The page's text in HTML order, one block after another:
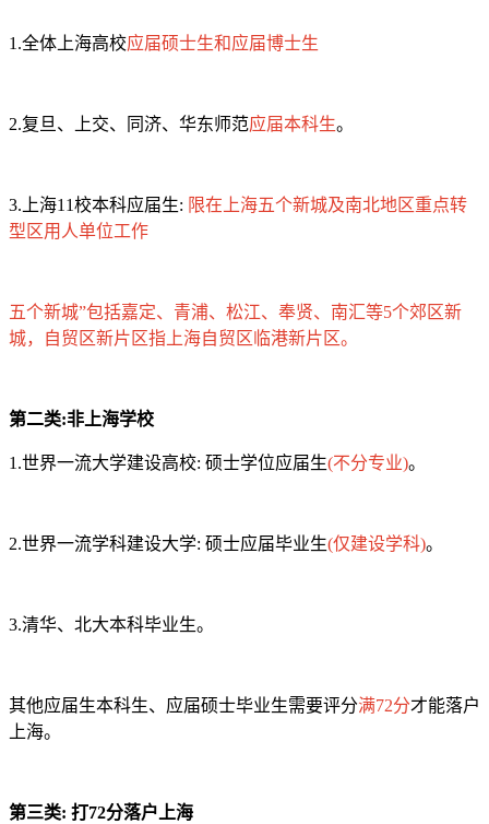
1.全体上海高校应届硕士生和应届博士生
2.复旦、上交、同济、华东师范应届本科生。
3.上海11校本科应届生: 限在上海五个新城及南北地区重点转
型区用人单位工作
五个新城”包括嘉定、青浦、松江、奉贤、南汇等5个郊区新
城，自贸区新片区指上海自贸区临港新片区。
第二类:非上海学校
1.世界一流大学建设高校: 硕士学位应届生(不分专业)。
2.世界一流学科建设大学: 硕士应届毕业生(仅建设学科)。
3.清华、北大本科毕业生。
其他应届生本科生、应届硕士毕业生需要评分满72分才能落户
上海。
第三类: 打72分落户上海